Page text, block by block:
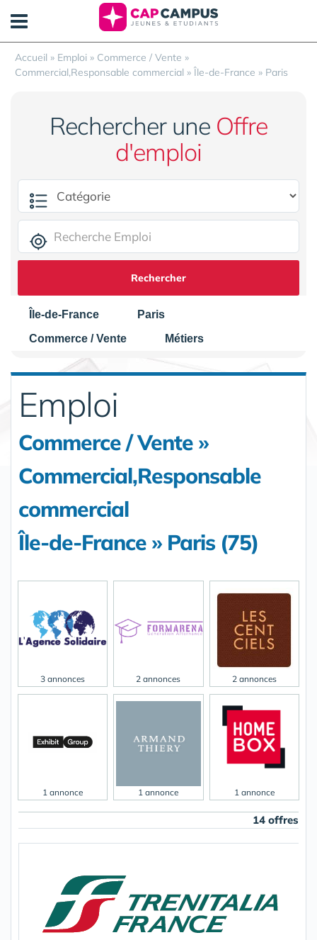
Accueil » Emploi » Commerce / Vente »
Commercial,Responsable commercial » Île-de-France » Paris
Rechercher une Offre
d'emploi
Rechercher
Île-de-France
Paris
Commerce / Vente
Métiers
Emploi
Commerce / Vente »
Commercial,Responsable
commercial
Île-de-France » Paris (75)
3 annonces 2 annonces 2 annonces
1 annonce 1 annonce 1 annonce
14 offres
Panneau de gestion des cookies